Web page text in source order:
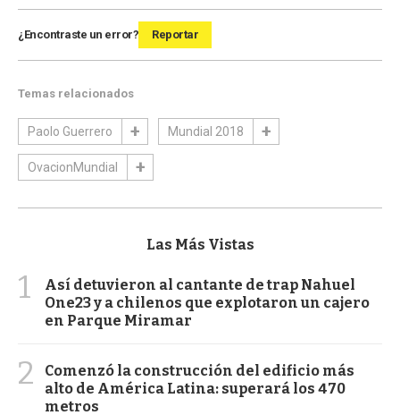
¿Encontraste un error? Reportar
Temas relacionados
Paolo Guerrero Mundial 2018
OvacionMundial
Las Más Vistas
1
Así detuvieron al cantante de trap Nahuel
One23 y a chilenos que explotaron un cajero
en Parque Miramar
2
Comenzó la construcción del edificio más
alto de América Latina: superará los 470
metros